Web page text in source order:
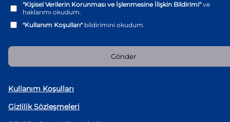
Kullanım Koşulları
Gizlilik Sözleşmeleri
"Kişisel Verilerin Korunması ve İşlenmesine İlişkin Bildirimi"ve
haklarımı okudum.
"Kullanım Koşulları"bildirimini okudum.
Gönder